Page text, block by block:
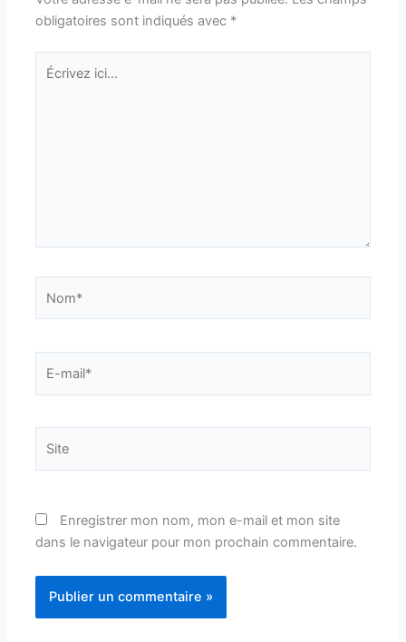
obligatoires sont indiqués avec *
Écrivez
ici…
mail*
Enregistrer mon nom, mon e-mail et mon site
dans le navigateur pour mon prochain commentaire.